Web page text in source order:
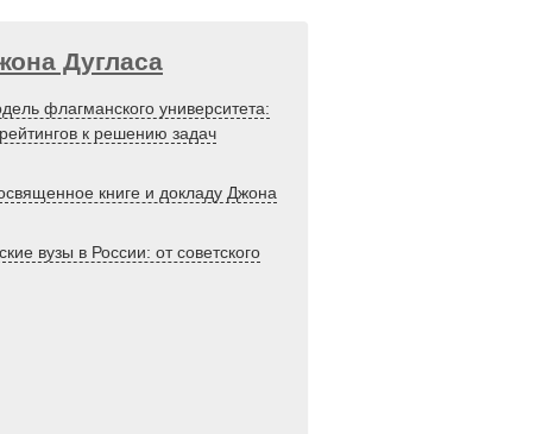
Дугласа
флагманского университета:
к решению задач
книге и докладу Джона
вузы в России: от советского